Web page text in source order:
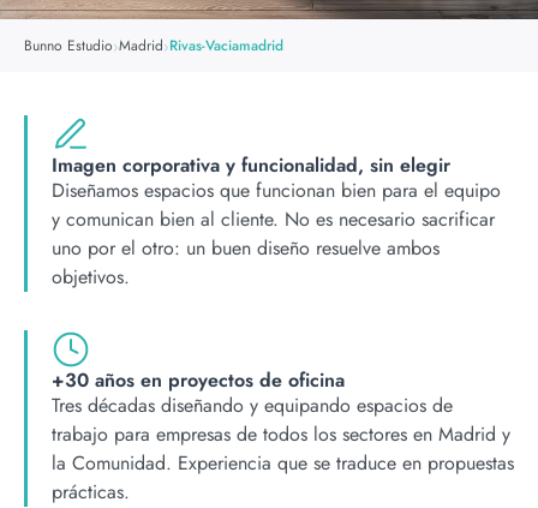
Bunno Estudio›Madrid›Rivas-Vaciamadrid
Imagen corporativa y funcionalidad, sin elegir
Diseñamos espacios que funcionan bien para el equipo
y comunican bien al cliente. No es necesario sacrificar
uno por el otro: un buen diseño resuelve ambos
objetivos.
+30 años en proyectos de oficina
Tres décadas diseñando y equipando espacios de
trabajo para empresas de todos los sectores en Madrid y
la Comunidad. Experiencia que se traduce en propuestas
prácticas.